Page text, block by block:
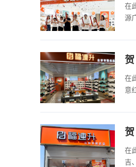
在
源
在
意
在
吉